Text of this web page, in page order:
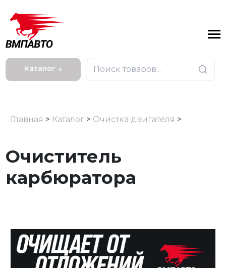
Каталог ↓
Главная > Каталог > Очистка двигателя >
Очиститель
карбюратора